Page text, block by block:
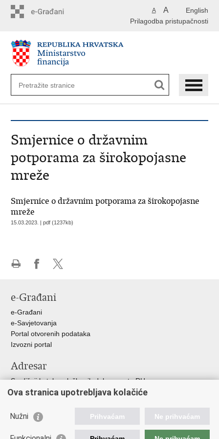
English
A A
Prilagodba pristupačnosti
Smjernice o državnim
potporama za širokopojasne
mreže
Smjernice o državnim potporama za širokopojasne
mreže
15.03.2023. | pdf (1237kb)
Facebooku
X-
e-Građani
e-Građani
e-Savjetovanja
Portal otvorenih podataka
Izvozni portal
Adresar
Središnji katalog službenih dokumenata RH
Adresar tijela javne vlasti
Popis dužnosnika u RH
Korisne poveznice
Ova stranica upotrebljava kolačiće
Nužni Prihvaćam Ne prihvaćam